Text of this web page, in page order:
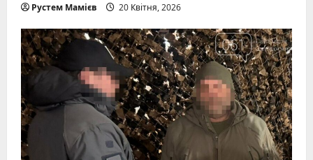
Рустем Мамієв 20 Квітня, 2026